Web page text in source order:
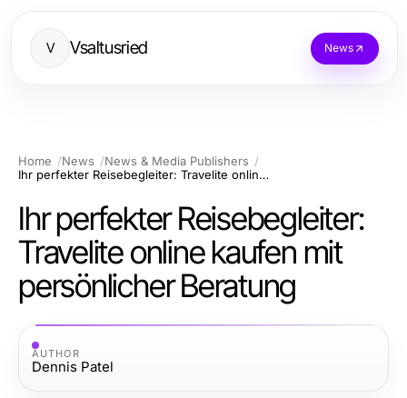
V Vsaltusried News
Home News
News & Media Publishers
Ihr perfekter Reisebegleiter: Travelite online kaufen mit persönlicher Beratung
Ihr perfekter Reisebegleiter:
Travelite online kaufen mit
persönlicher Beratung
AUTHOR
Dennis Patel